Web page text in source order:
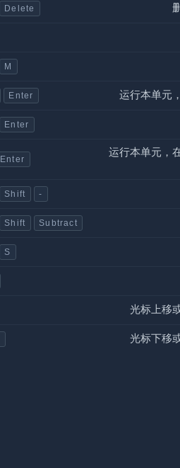
Delete
M
Enter 运行本单元
Enter
Enter
运行本单元，
Shift -
Shift Subtract
S
光标上移
光标下移